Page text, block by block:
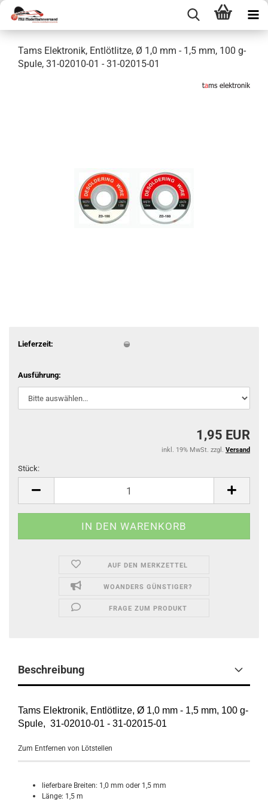
Tams Elektronik, Entlötlitze, Ø 1,0 mm - 1,5 mm, 100 g-
Spule, 31-02010-01 - 31-02015-01
Lieferzeit:
Ausführung:
1,95 EUR
inkl. 19% MwSt. zzgl. Versand
Stück:
AUF DEN MERKZETTEL
WOANDERS GÜNSTIGER?
FRAGE ZUM PRODUKT
Beschreibung
Tams Elektronik, Entlötlitze, Ø 1,0 mm - 1,5 mm, 100 g-
Spule, 31-02010-01 - 31-02015-01
Zum Entfernen von Lötstellen
lieferbare Breiten: 1,0 mm oder 1,5 mm
Länge: 1,5 m